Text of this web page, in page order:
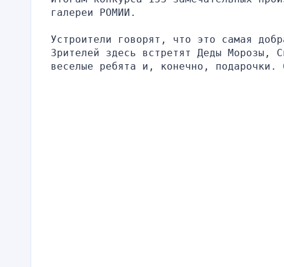
галереи РОМИИ.
Устроители говорят, что это самая
Зрителей здесь встретят Деды
веселые ребята и, конечно, подарочки.